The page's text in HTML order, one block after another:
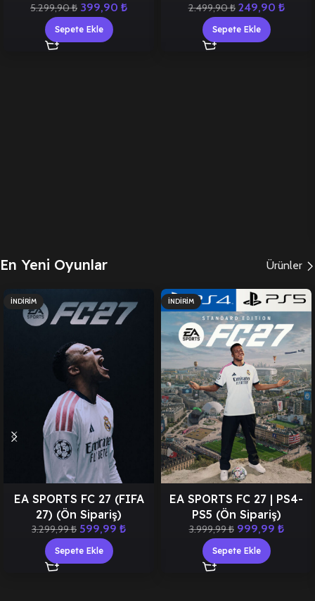
5.299,90₺ 399,90 ₺
Sepete Ekle
2.499,90₺ 249,90 ₺
Sepete Ekle
En Yeni Oyunlar Ürünler
İNDIRIM
EA SPORTS FC 27 (FIFA
27) (Ön Sipariş)
3.299,99₺ 599,99 ₺
Sepete Ekle
İNDIRIM
EA SPORTS FC 27 | PS4-
PS5 (Ön Sipariş)
3.999,99₺ 999,99 ₺
Sepete Ekle